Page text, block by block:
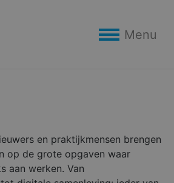
Menu
en praktijkmensen brengen
op de grote opgaven waar
aan werken. Van